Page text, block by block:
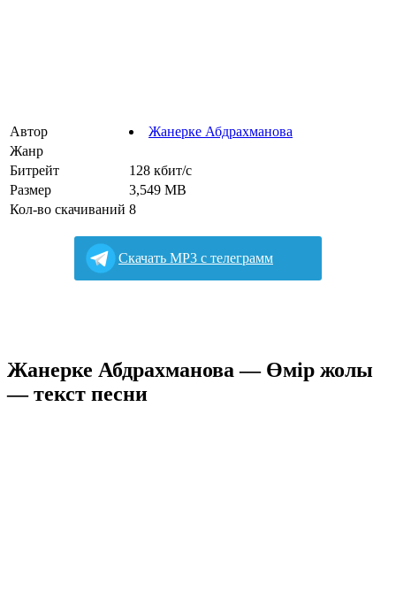
Автор
Жанерке Абдрахманова
Жанр
Битрейт
128 кбит/с
Размер
3,549 MB
Кол-во скачиваний 8
Cкачать MP3 с телеграмм
Жанерке Абдрахманова — Өмір жолы
— текст песни